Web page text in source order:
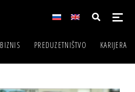
BIZNIS PREDUZETNIŠTVO KARIJERA